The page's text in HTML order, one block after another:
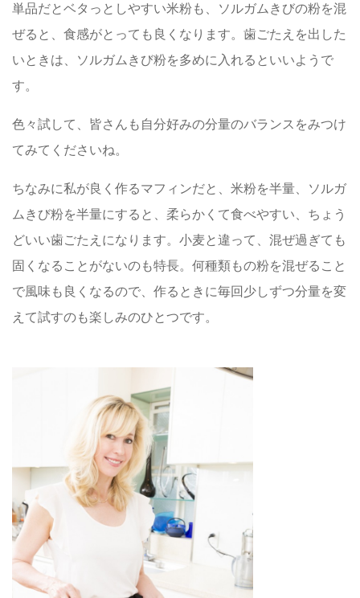
単品だとベタっとしやすい米粉も、ソルガムきびの粉を混
ぜると、食感がとっても良くなります。歯ごたえを出した
いときは、ソルガムきび粉を多めに入れるといいようで
す。
色々試して、皆さんも自分好みの分量のバランスをみつけ
てみてくださいね。
ちなみに私が良く作るマフィンだと、米粉を半量、ソルガ
ムきび粉を半量にすると、柔らかくて食べやすい、ちょう
どいい歯ごたえになります。小麦と違って、混ぜ過ぎても
固くなることがないのも特長。何種類もの粉を混ぜること
で風味も良くなるので、作るときに毎回少しずつ分量を変
えて試すのも楽しみのひとつです。